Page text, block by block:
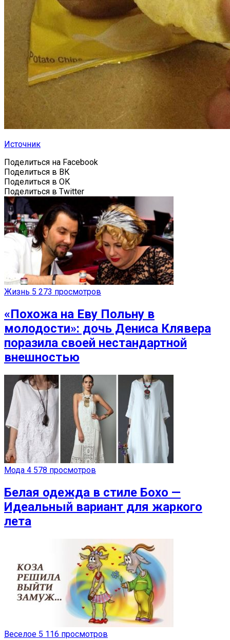
Источник
Поделиться на Facebook
Поделиться в ВК
Поделиться в ОК
Поделиться в Twitter
Жизнь 5 273 просмотров
«Похожа на Еву Польну в
молодости»: дочь Дениса Клявера
поразила своей нестандартной
внешностью
Мода 4 578 просмотров
Белая одежда в стиле Бохо —
Идеальный вариант для жаркого
лета
Веселое 5 116 просмотров